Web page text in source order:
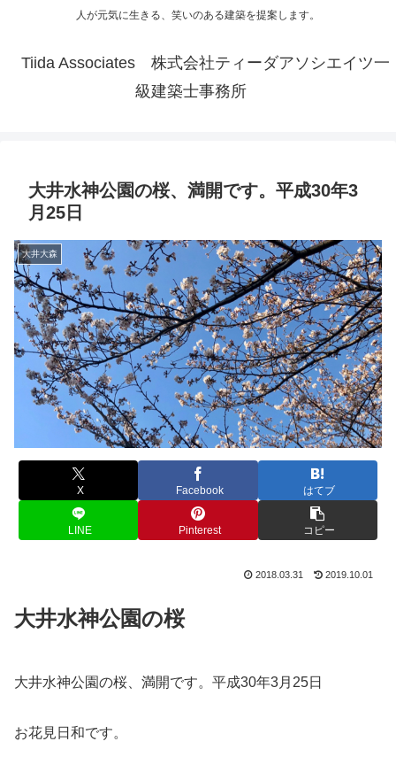
人が元気に生きる、笑いのある建築を提案します。
Tiida Associates 株式会社ティーダアソシエイツ一
級建築士事務所
大井水神公園の桜、満開です。平成30年3
月25日
大井大森
X Facebook はてブ
LINE Pinterest コピー
2018.03.31 2019.10.01
大井水神公園の桜
大井水神公園の桜、満開です。平成30年3月25日
お花見日和です。